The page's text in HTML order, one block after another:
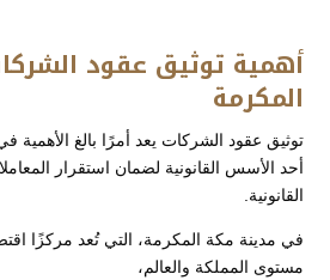
أهمية توثيق عقود
المكرمة
توثيق عقود الشركات يعد أمرًا بالغ الأهمية
أحد الأسس القانونية لضمان استقرار
القانونية.
في مدينة مكة المكرمة، التي تُعد مركزًا
مستوى المملكة والعالم،